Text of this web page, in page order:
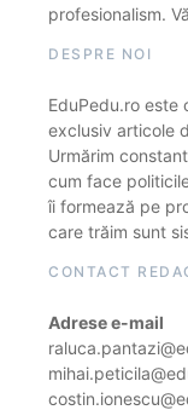
profesionalism.
DESPRE NOI
EduPedu.ro este
exclusiv articole
Urmărim
cum face
îi formează pe
care trăim sunt
CONTACT
Adrese e-mail